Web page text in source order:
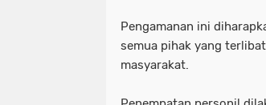
Pengamanan ini
semua pihak yang
masyarakat.